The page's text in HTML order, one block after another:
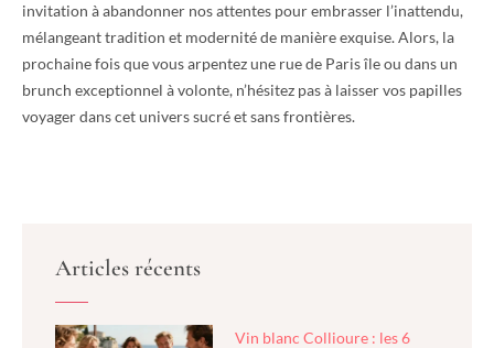
invitation à abandonner nos attentes pour embrasser l’inattendu,
mélangeant tradition et modernité de manière exquise. Alors, la
prochaine fois que vous arpentez une rue de Paris île ou dans un
brunch exceptionnel à volonte, n’hésitez pas à laisser vos papilles
voyager dans cet univers sucré et sans frontières.
Articles récents
Vin blanc Collioure : les 6